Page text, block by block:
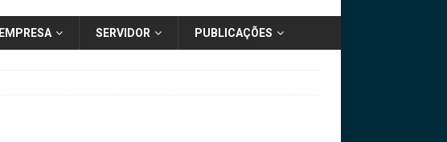
EMPRESA SERVIDOR PUBLICAÇÕES